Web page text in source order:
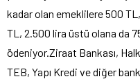
kadar olan emeklilere 500
TL, 2.500 lira üstü olana da
ödeniyor.Ziraat Bankası,
TEB, Yapı Kredi ve diğer